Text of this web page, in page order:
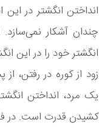
انداختن انگشتر در
چندان آشکار
انگشتر خود را در این
زود از کوره در رفتن،
یک مرد، انداختن
کشیدن قدرت است. در